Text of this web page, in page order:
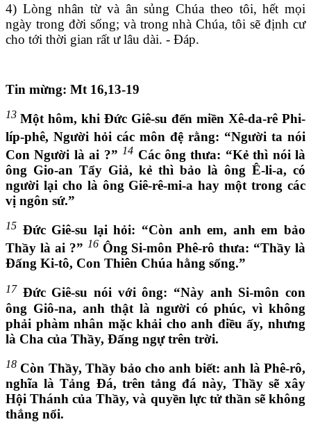
4) Lòng nhân từ và ân sủng Chúa theo tôi, hết mọi
ngày trong đời sống; và trong nhà Chúa, tôi sẽ định cư
cho tới thời gian rất ư lâu dài. - Đáp.
Tin mừng: Mt 16,13-19
13 Một hôm, khi Đức Giê-su đến miền Xê-da-rê Phi-
líp-phê, Người hỏi các môn đệ rằng: “Người ta nói
Con Người là ai ?”14 Các ông thưa: “Kẻ thì nói là
ông Gio-an Tẩy Giả, kẻ thì bảo là ông Ê-li-a, có
người lại cho là ông Giê-rê-mi-a hay một trong các
vị ngôn sứ.”
15 Đức Giê-su lại hỏi: “Còn anh em, anh em bảo
Thầy là ai ?” 16Ông Si-môn Phê-rô thưa: “Thầy là
Đấng Ki-tô, Con Thiên Chúa hằng sống.”
17 Đức Giê-su nói với ông: “Này anh Si-môn con
ông Giô-na, anh thật là người có phúc, vì không
phải phàm nhân mặc khải cho anh điều ấy, nhưng
là Cha của Thầy, Đấng ngự trên trời.
18 Còn Thầy, Thầy bảo cho anh biết: anh là Phê-rô,
nghĩa là Tảng Đá, trên tảng đá này, Thầy sẽ xây
Hội Thánh của Thầy, và quyền lực tử thần sẽ không
thắng nổi.